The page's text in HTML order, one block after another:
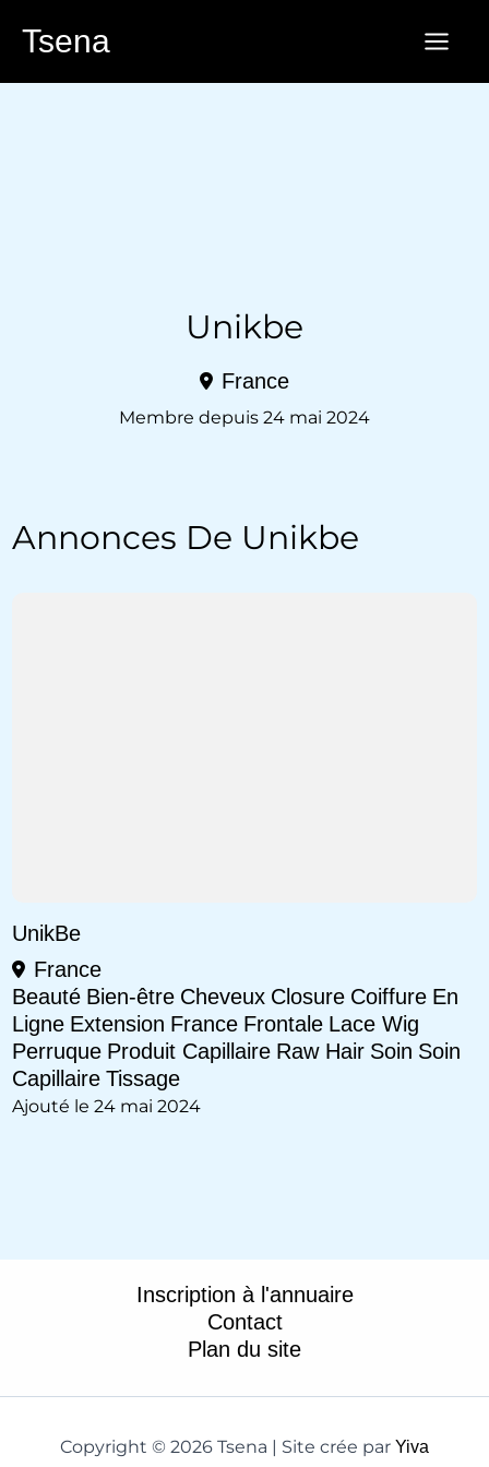
auTsena
Unikbe
France
Membre depuis 24 mai 2024
Annonces De Unikbe
UnikBe
France
Beauté Bien-être Cheveux Closure Coiffure En
Ligne Extension France Frontale Lace Wig
Perruque Produit Capillaire Raw Hair Soin Soin
Capillaire Tissage
Ajouté le 24 mai 2024
Inscription à l'annuaire
Contact
Plan du site
Copyright © 2026 Tsena | Site crée par Yiva